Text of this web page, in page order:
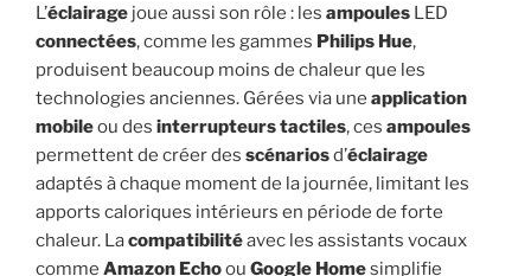
L’éclairage joue aussi son rôle : les ampoules LED
connectées, comme les gammes Philips Hue,
produisent beaucoup moins de chaleur que les
technologies anciennes. Gérées via une application
mobileou des interrupteurstactiles, ces ampoules
permettent de créer des scénariosd’éclairage
adaptés à chaque moment de la journée, limitant les
apports caloriques intérieurs en période de forte
chaleur. Lacompatibilitéavec les assistants vocaux
comme Amazon Echoou Google Homesimplifie